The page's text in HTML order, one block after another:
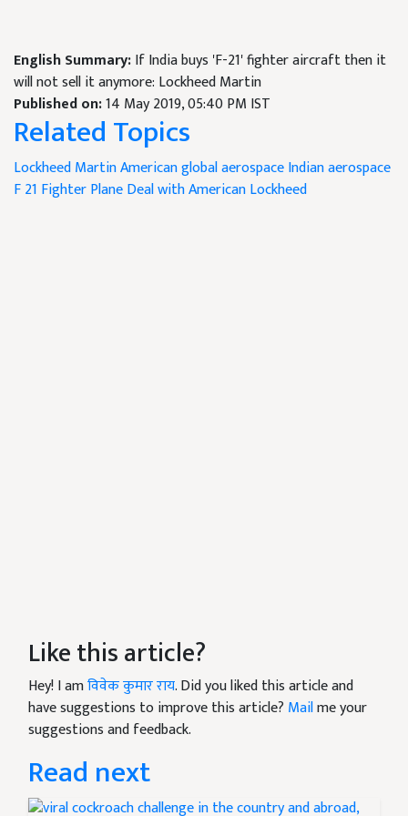
English Summary:If India buys 'F-21' fighter aircraft then it
will not sell it anymore: Lockheed Martin
Published on:14 May 2019, 05:40 PM IST
Related Topics
Lockheed MartinAmerican global aerospaceIndian aerospace
F 21 Fighter PlaneDeal with American Lockheed
Like this article?
Hey! I amविवेक कुमार राय. Did you liked this article and
have suggestions to improve this article? Mailme your
suggestions and feedback.
Read next